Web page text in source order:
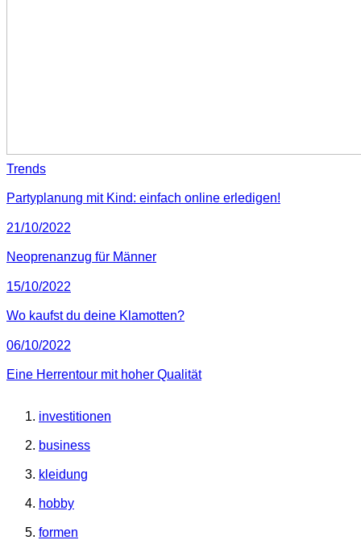
Trends
Partyplanung mit Kind: einfach online erledigen!
21/10/2022
Neoprenanzug für Männer
15/10/2022
Wo kaufst du deine Klamotten?
06/10/2022
Eine Herrentour mit hoher Qualität
investitionen
business
kleidung
hobby
formen